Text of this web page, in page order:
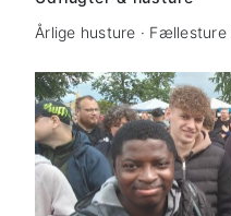
Årlige husture · Fællesture